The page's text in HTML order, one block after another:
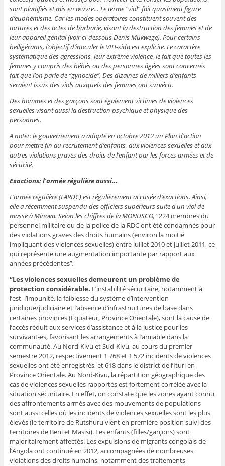
sont planifiés et mis en œuvre… Le terme “viol” fait quasiment figure
d’euphémisme. Car les modes opératoires constituent souvent des
tortures et des actes de barbarie, visant la destruction des femmes et de
leur appareil génital (voir ci-dessous Denis Mukwege). Pour certains
belligérants, l’objectif d’inoculer le VIH-sida est explicite. Le caractère
systématique des agressions, leur extrême violence, le fait que toutes les
femmes y compris des bébés ou des personnes âgées sont concernés
fait que l’on parle de “gynocide”. Des dizaines de milliers d’enfants
seraient issus des viols auxquels des femmes ont survécu.
Des hommes et des garçons sont également victimes de violences
sexuelles visant aussi la destruction psychique et physique des
personnes.
A noter: le gouvernement a adopté en octobre 2012 un Plan d’action
pour mettre fin au recrutement d’enfants, aux violences sexuelles et aux
autres violations graves des droits de l’enfant par les forces armées et de
sécurité.
Exactions: l’armée régulière aussi…
L’armée régulière (FARDC) est régulièrement accusée d’exactions. Ainsi,
elle a récemment suspendu des officiers supérieurs suite à un viol de
masse à Minova. Selon les chiffres de la MONUSCO, “224 membres du
personnel militaire ou de la police de la RDC ont été condamnés pour
des violations graves des droits humains (environ la moitié
impliquant des violences sexuelles) entre juillet 2010 et juillet 2011, ce
qui représente une augmentation importante par rapport aux
années précédentes”.
“Les violences sexuelles demeurent un problème de
protection considérable. L’instabilité sécuritaire, notamment à
l’est, l’impunité, la faiblesse du système d’intervention
juridique/judiciaire et l’absence d’infrastructures de base dans
certaines provinces (Equateur, Province Orientale), sont la cause de
l’accès réduit aux services d’assistance et à la justice pour les
survivant-es, favorisant les arrangements à l’amiable dans la
communauté. Au Nord-Kivu et Sud-Kivu, au cours du premier
semestre 2012, respectivement 1 768 et 1 572 incidents de violences
sexuelles ont été enregistrés, et 618 dans le district de l’Ituri en
Province Orientale. Au Nord-Kivu, la répartition géographique des
cas de violences sexuelles rapportés est fortement corrélée avec la
situation sécuritaire. En effet, on constate que les zones ayant connu
des affrontements armés avec des mouvements de populations
sont aussi celles où les incidents de violences sexuelles sont les plus
élevés (le territoire de Rutshuru vient en première position suivi des
territoires de Beni et Masisi). Les enfants (filles/garçons) sont
majoritairement affectés. Les expulsions de migrants congolais de
l’Angola ont continué en 2012, accompagnées de nombreuses
violations des droits humains, notamment des traitements